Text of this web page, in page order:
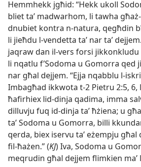
Hemmhekk jgħid: “Hekk ukoll
bliet taʼ madwarhom, li tawha
dnubiet kontra n-natura, qegħdin
li jieħdu l-vendetta taʼ nar taʼ
jaqraw dan il-vers forsi jikkonkludu
li nqatlu f’Sodoma u Gomorra
nar għal dejjem. “Ejja nqabblu l-
Imbagħad ikkwota t-2 Pietru 2:5, 6,
ħafirhiex lid-dinja qadima, imma
dilluvju fuq id-dinja taʼ ħżiena; u
taʼ Sodoma u Gomorra, billi
qerda, biex iservu taʼ eżempju
fil-ħażen.” (KJ) Iva, Sodoma u
meqrudin għal dejjem flimkien